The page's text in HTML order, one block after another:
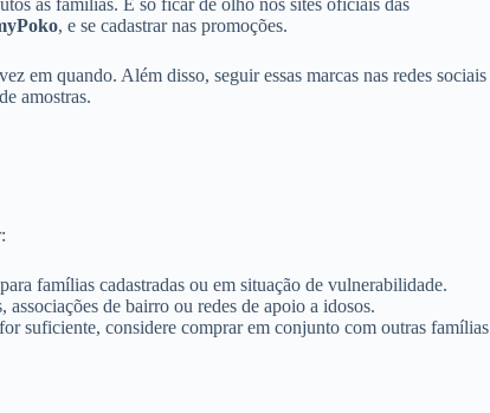
às famílias. É só ficar de olho nos sites oficiais das
, e se cadastrar nas promoções.
em quando. Além disso, seguir essas marcas nas redes sociais
amostras.
famílias cadastradas ou em situação de vulnerabilidade.
associações de bairro ou redes de apoio a idosos.
suficiente, considere comprar em conjunto com outras famílias